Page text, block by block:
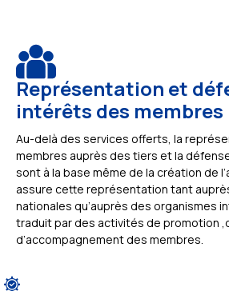
Représentation et
intérêts des membres
Au-delà des services offerts, la
membres auprès des tiers et la
sont à la base même de la création de
assure cette représentation tant
nationales qu’auprès des organismes
traduit par des activités de promotion
d’accompagnement des membres.